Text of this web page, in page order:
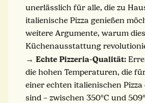
unerlässlich für alle, die zu
italienische Pizza genießen
weitere Argumente, warum
Küchenausstattung
→ Echte Pizzeria-Qualität:
die hohen Temperaturen, die
einer echten italienischen
sind – zwischen 350°C und